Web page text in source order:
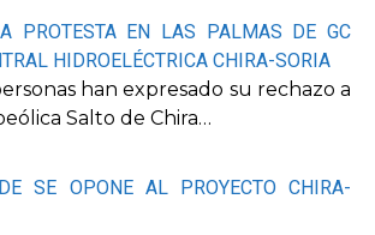
PROTESTA EN LAS PALMAS DE GC
HIDROELÉCTRICA CHIRA-SORIA
han expresado su rechazo a
Salto de Chira…
SE OPONE AL PROYECTO CHIRA-